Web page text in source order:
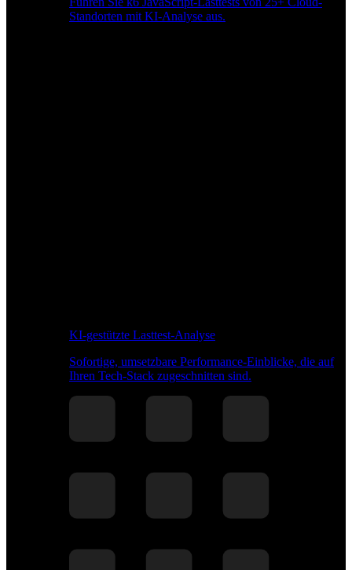
Standorten mit KI-Analyse aus.
KI-gestützte Lasttest-Analyse
Sofortige, umsetzbare Performance-Einblicke, die auf
Ihren Tech-Stack zugeschnitten sind.